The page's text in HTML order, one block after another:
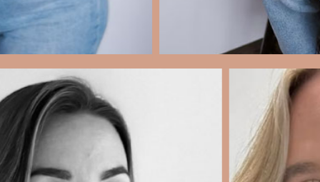
JE VINDT MIJ OP DINSDAG, DONDERDAG,
DONDERDAGAVOND, EN VRIJDAG IN MOERKAPELLE
HI, IK BEN SANNE – 36 JAAR, MOEDER VAN EEN ZOON VAN 8 EN
WOON IN WADDINXVEEN.
IK HOU VAN DOCUMENTAIRES, LUNCHEN EN GOEDE GESPREKKEN.